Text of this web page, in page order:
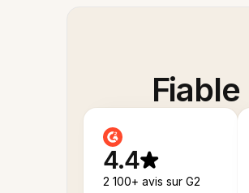
4.4
2 100+ avis sur G2